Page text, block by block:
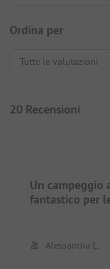
Ordina per
20 Recensioni
Un campeggio
fantastico per
Alessandra L.